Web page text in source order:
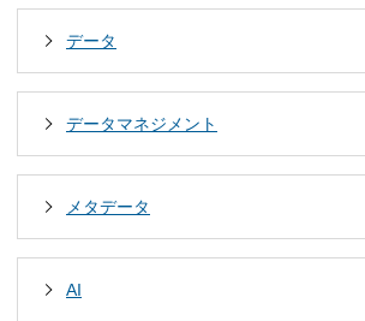
データ
データマネジメント
メタデータ
AI